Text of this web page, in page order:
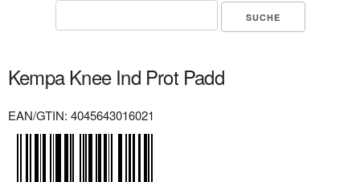
Kempa Knee Ind Prot Padd
EAN/GTIN: 4045643016021